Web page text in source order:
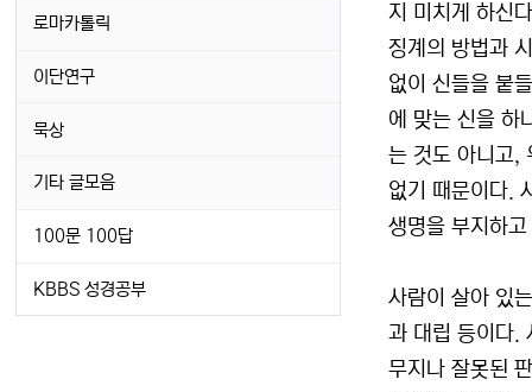
지 미치게 하신
징계의 방법과
없이 신들을 붙
에 맞는 신을 하
는 것도 아니고,
없기 때문이다.
생명을 부지하
사람이 살아 있
과 대립 등이다.
무지나 잘못된
로마카톨릭
이단연구
묵상
기타 글모음
100문 100답
KBBS 성경공부